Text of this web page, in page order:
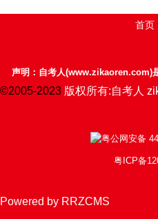
首页
声明：自考人(www.zikaoren.com)
©2005-2023 版权所有:自考人
粤公网安备
粤ICP备
Powered by RRZCMS